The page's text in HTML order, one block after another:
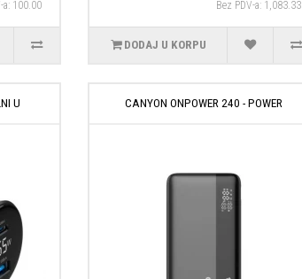
a: 100.00 Bez PDV-a: 1,083.33
DODAJ U KORPU
U CANYON ONPOWER 240 - POWER